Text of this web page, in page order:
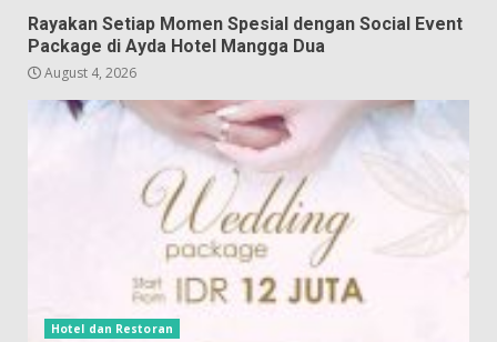
Rayakan Setiap Momen Spesial dengan Social Event
Package di Ayda Hotel Mangga Dua
August 4, 2026
Hotel dan Restoran